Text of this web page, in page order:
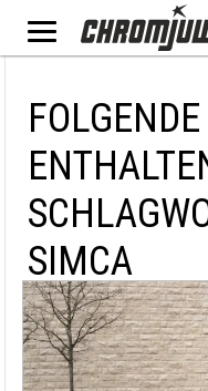
SIMCA